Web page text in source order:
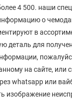
4 500. наши
о
в
деталь для
на сайте, или
whatsapp или
изображение